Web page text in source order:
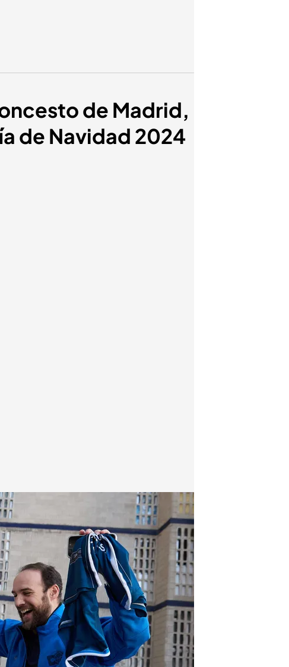
de Madrid,
de Navidad 2024